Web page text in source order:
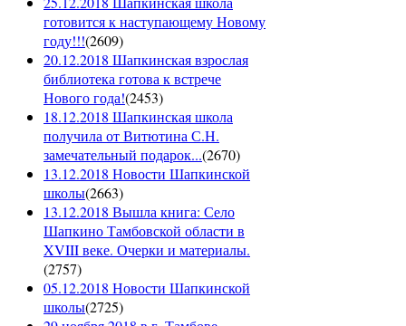
готовится к наступающему Новому
году!!!(2609)
20.12.2018 Шапкинская взрослая
библиотека готова к встрече
Нового года!(2453)
18.12.2018 Шапкинская школа
получила от Витютина С.Н.
замечательный подарок...(2670)
13.12.2018 Новости Шапкинской
школы(2663)
13.12.2018 Вышла книга: Село
Шапкино Тамбовской области в
XVIII веке. Очерки и материалы.
(2757)
05.12.2018 Новости Шапкинской
школы(2725)